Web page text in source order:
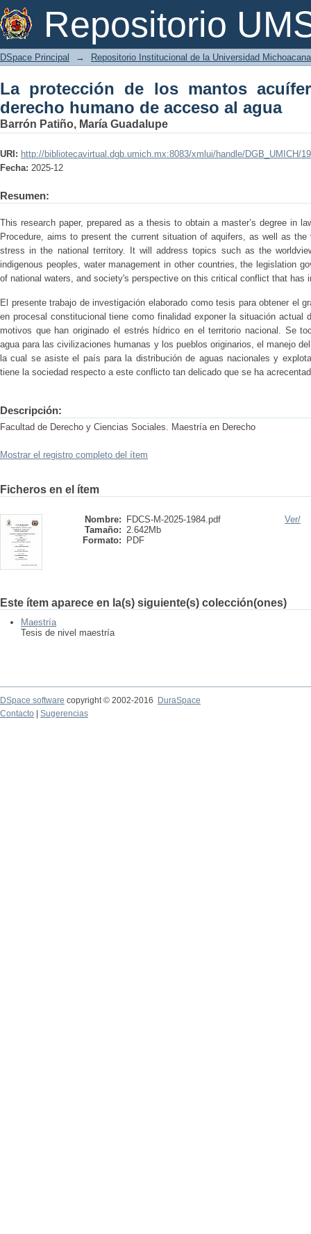
Repositorio
La protección de los mantos
al agua
DSpace Principal → Repositorio Institucional de la Universidad
La protección de los mantos
derecho humano de acceso al agua
Barrón Patiño, María Guadalupe
URI: http://bibliotecavirtual.dgb.umich.mx:8083/xmlui/handle/DGB_UMICH/
Fecha: 2025-12
Resumen:
This research paper, prepared as a thesis to obtain a master’s degree in
Procedure, aims to present the current situation of aquifers, as well as
stress in the national territory. It will address topics such as the
indigenous peoples, water management in other countries, the legislation
of national waters, and society's perspective on this critical conflict that has
El presente trabajo de investigación elaborado como tesis para obtener el
en procesal constitucional tiene como finalidad exponer la situación
motivos que han originado el estrés hídrico en el territorio nacional. Se
agua para las civilizaciones humanas y los pueblos originarios, el manejo
la cual se asiste el país para la distribución de aguas nacionales y
tiene la sociedad respecto a este conflicto tan delicado que se ha
Descripción:
Facultad de Derecho y Ciencias Sociales. Maestría en Derecho
Mostrar el registro completo del ítem
Ficheros en el ítem
Nombre:
FDCS-M-2025-1984.pdf
Tamaño: 2.642Mb
Formato:
PDF
Ver/
Este ítem aparece en la(s) siguiente(s) colección(ones)
Maestría
Tesis de nivel maestría
DSpace software copyright © 2002-2016
DuraSpace
Contacto
Sugerencias